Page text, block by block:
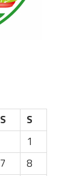
S
S
1
7
8